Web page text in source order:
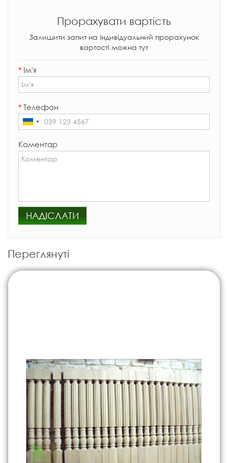
Прорахувати вартість
Залишити запит на індивідуальний прорахунок
вартості можна тут
* Ім'я
* Телефон
Коментар
НАДІСЛАТИ
Переглянуті